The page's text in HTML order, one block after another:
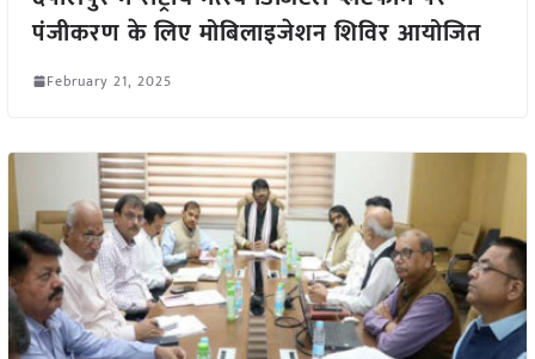
पंजीकरण के लिए मोबिलाइजेशन शिविर आयोजित
February 21, 2025